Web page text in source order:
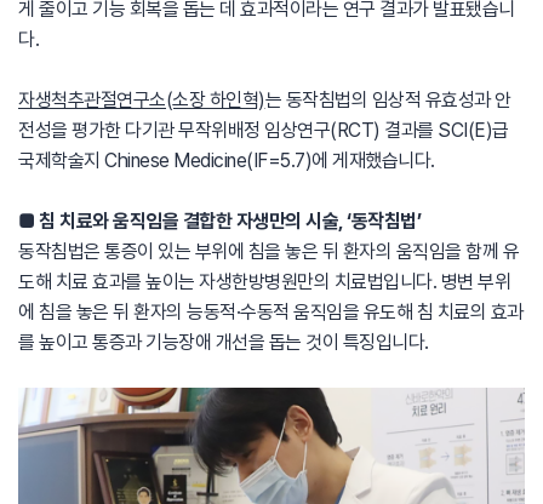
게 줄이고 기능 회복을 돕는 데 효과적이라는 연구 결과가 발표됐습니
다.
자생척추관절연구소(소장 하인혁)는 동작침법의 임상적 유효성과 안
전성을 평가한 다기관 무작위배정 임상연구(RCT) 결과를 SCI(E)급
국제학술지 Chinese Medicine(IF=5.7)에 게재했습니다.
■ 침 치료와 움직임을 결합한 자생만의 시술, ‘동작침법’
동작침법은 통증이 있는 부위에 침을 놓은 뒤 환자의 움직임을 함께 유
도해 치료 효과를 높이는 자생한방병원만의 치료법입니다. 병변 부위
에 침을 놓은 뒤 환자의 능동적·수동적 움직임을 유도해 침 치료의 효과
를 높이고 통증과 기능장애 개선을 돕는 것이 특징입니다.